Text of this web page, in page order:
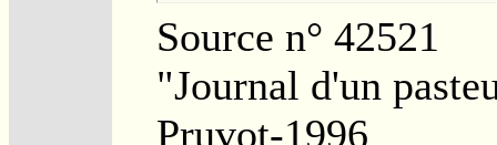
Source n° 42521
"Journal d'un
Pruvot-1996